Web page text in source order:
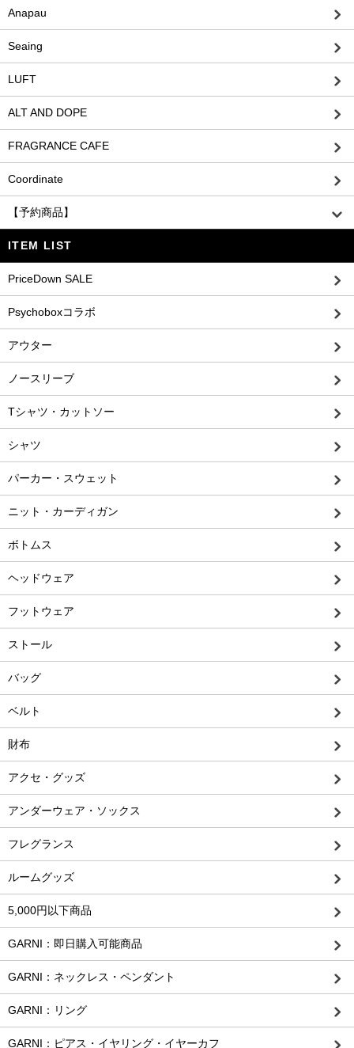
Anapau
Seaing
LUFT
ALT AND DOPE
FRAGRANCE CAFE
Coordinate
【予約商品】
ITEM LIST
PriceDown SALE
Psychoboxコラボ
アウター
ノースリーブ
Tシャツ・カットソー
シャツ
パーカー・スウェット
ニット・カーディガン
ボトムス
ヘッドウェア
フットウェア
ストール
バッグ
ベルト
財布
アクセ・グッズ
アンダーウェア・ソックス
フレグランス
ルームグッズ
5,000円以下商品
GARNI：即日購入可能商品
GARNI：ネックレス・ペンダント
GARNI：リング
GARNI：ピアス・イヤリング・イヤーカフ